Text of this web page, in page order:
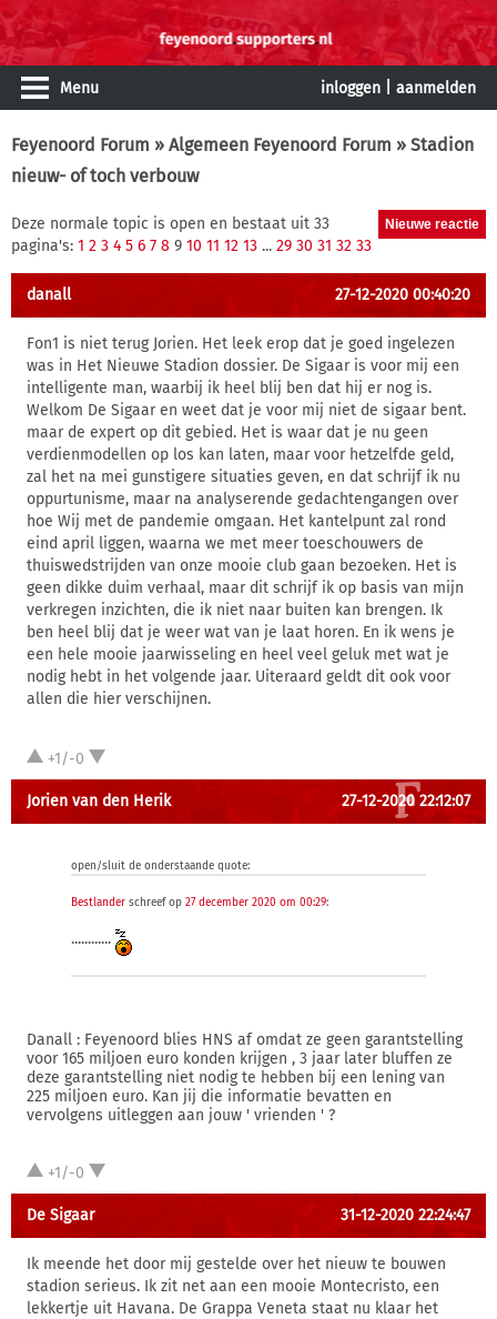
Menu inloggen aanmelden
Feyenoord Forum » Algemeen Feyenoord Forum » Stadion
nieuw- of toch verbouw
Deze normale topic is open en bestaat uit 33
pagina's: 1 2 3 4 5 6 7 8 9 10 11 12 13 ... 29 30 31 32 33
danall 27-12-2020 00:40:20
Fon1 is niet terug Jorien. Het leek erop dat je goed ingelezen
was in Het Nieuwe Stadion dossier. De Sigaar is voor mij een
intelligente man, waarbij ik heel blij ben dat hij er nog is.
Welkom De Sigaar en weet dat je voor mij niet de sigaar bent.
maar de expert op dit gebied. Het is waar dat je nu geen
verdienmodellen op los kan laten, maar voor hetzelfde geld,
zal het na mei gunstigere situaties geven, en dat schrijf ik nu
oppurtunisme, maar na analyserende gedachtengangen over
hoe Wij met de pandemie omgaan. Het kantelpunt zal rond
eind april liggen, waarna we met meer toeschouwers de
thuiswedstrijden van onze mooie club gaan bezoeken. Het is
geen dikke duim verhaal, maar dit schrijf ik op basis van mijn
verkregen inzichten, die ik niet naar buiten kan brengen. Ik
ben heel blij dat je weer wat van je laat horen. En ik wens je
een hele mooie jaarwisseling en heel veel geluk met wat je
nodig hebt in het volgende jaar. Uiteraard geldt dit ook voor
allen die hier verschijnen.
+1/-0
Jorien van den Herik 27-12-2020 22:12:07
open/sluit de onderstaande quote:
Bestlander schreef op 27 december 2020 om 00:29:
............
Danall : Feyenoord blies HNS af omdat ze geen garantstelling
voor 165 miljoen euro konden krijgen , 3 jaar later bluffen ze
deze garantstelling niet nodig te hebben bij een lening van
225 miljoen euro. Kan jij die informatie bevatten en
vervolgens uitleggen aan jouw ' vrienden ' ?
+1/-0
De Sigaar 31-12-2020 22:24:47
Ik meende het door mij gestelde over het nieuw te bouwen
stadion serieus. Ik zit net aan een mooie Montecristo, een
lekkertje uit Havana. De Grappa Veneta staat nu klaar het